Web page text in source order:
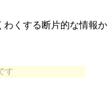
わくする断片的な情報か
す